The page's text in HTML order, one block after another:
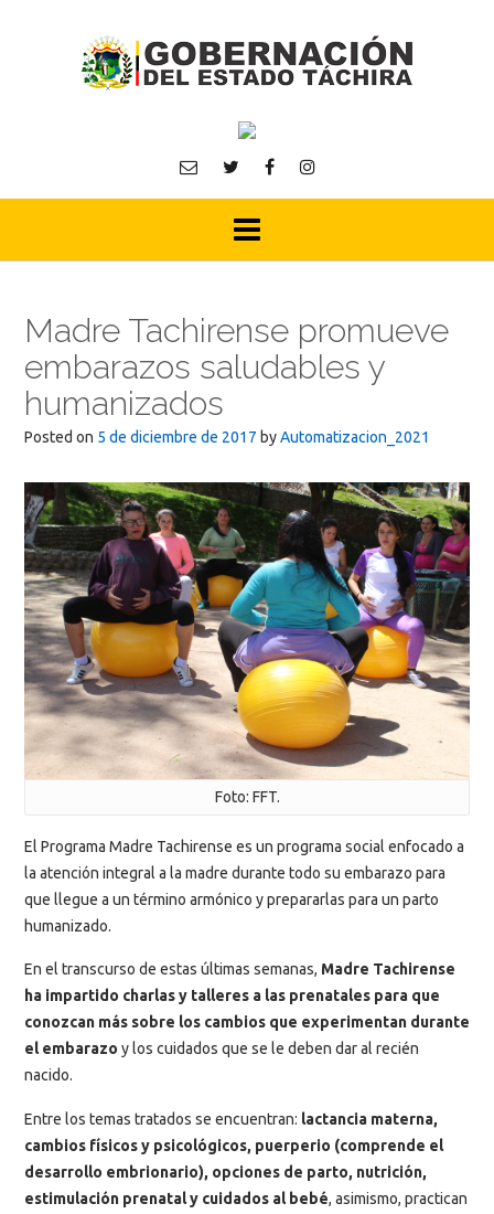
Madre Tachirense promueve
embarazos saludables y
humanizados
Posted on 5 de diciembre de 2017 byAutomatizacion_2021
Foto: FFT.
El Programa Madre Tachirense es un programa social enfocado a
la atención integral a la madre durante todo su embarazo para
que llegue a un término armónico y prepararlas para un parto
humanizado.
En el transcurso de estas últimas semanas, Madre Tachirense
ha impartido charlas y talleres a las prenatales para que
conozcan más sobre los cambios que experimentan durante
el embarazo y los cuidados que se le deben dar al recién
nacido.
Entre los temas tratados se encuentran: lactancia materna,
cambios físicos y psicológicos, puerperio (comprende el
desarrollo embrionario), opciones de parto, nutrición,
estimulación prenatal y cuidados al bebé, asimismo, practican